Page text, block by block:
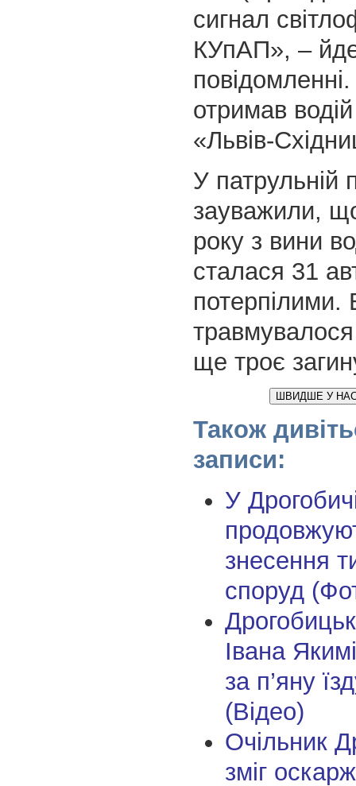
сигнал
КУпАП», –
отримав
«Львів-
У патрульній
зауважили,
року з вини
сталася 31
потерпілими.
ще троє
ШВИДШЕ У НАС
Також
записи:
У
знесення
споруд
Івана
за п’яну
(Відео)
Очільник
зміг